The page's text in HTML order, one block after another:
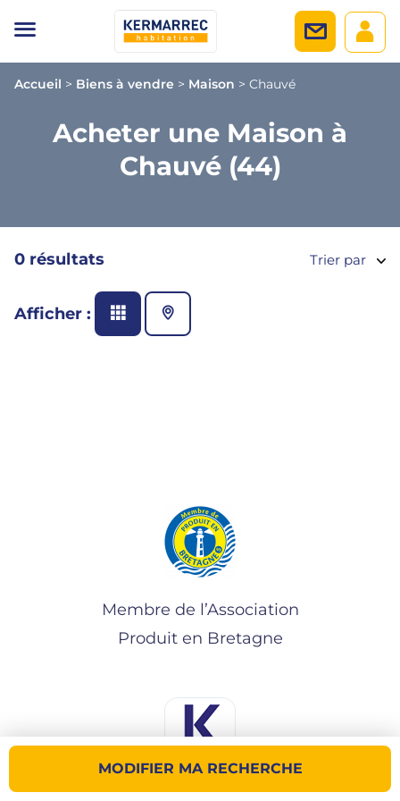
Accueil > Biens à vendre > Maison > Chauvé
Acheter une Maison à
Chauvé (44)
MODIFIER MA RECHERCHE
0 résultats Trier par
Afficher :
Membre de l’Association
Produit en Bretagne